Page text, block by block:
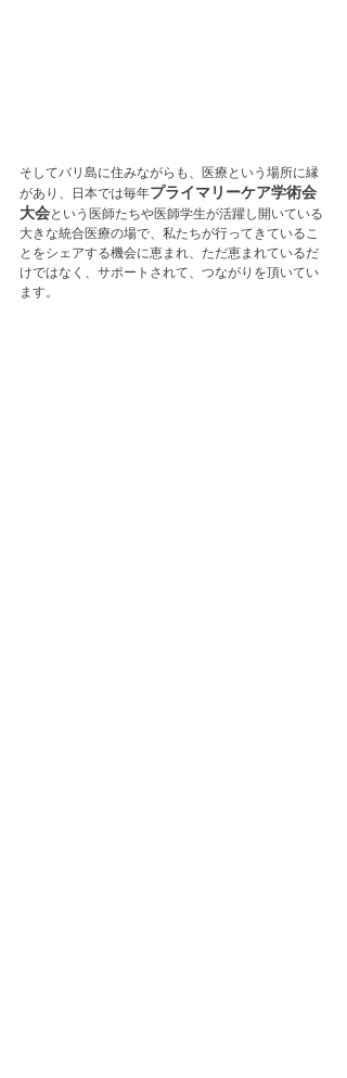
そしてバリ島に住みながらも、医療という場所に縁
があり、日本では毎年プライマリーケア学術会
大会という医師たちや医師学生が活躍し開いている
大きな統合医療の場で、私たちが行ってきているこ
とをシェアする機会に恵まれ、ただ恵まれているだ
けではなく、サポートされて、つながりを頂いてい
ます。